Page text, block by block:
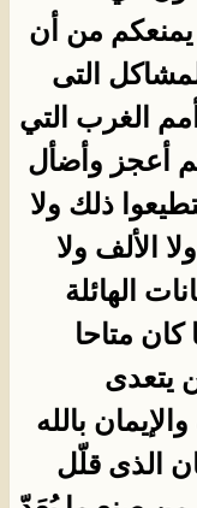
من أن
التى
الغرب التي
أعجز وأضأل
ذلك ولا
الألف ولا
الهائلة
كان متاحا
يتعدى
بالله
الذى قلّل